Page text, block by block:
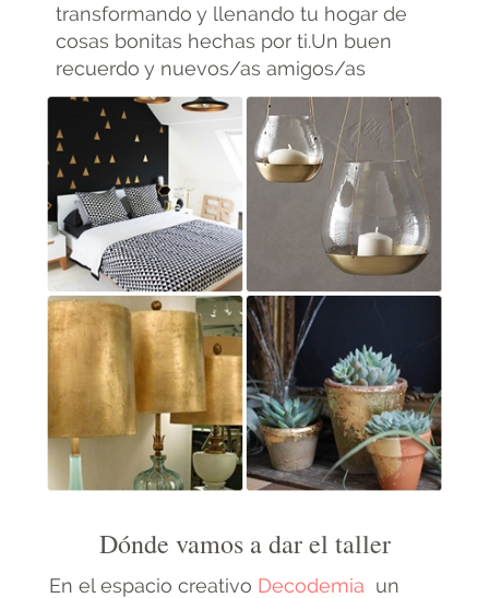
transformando y llenando tu hogar de
cosas bonitas hechas por ti.Un buen
recuerdo y nuevos/as amigos/as
Dónde vamos a dar el taller
En el espacio creativo Decodemia un